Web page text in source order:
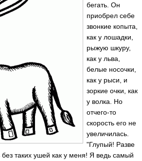
бегать. Он
приобрел себе
звонкие копыта,
как у лошадки,
рыжую шкуру,
как у льва,
белые носочки,
как у рыси, и
зоркие очки, как
у волка. Но
отчего-то
скорость его не
увеличилась.
"Глупый! Разве
таких ушей как у меня! Я ведь самый